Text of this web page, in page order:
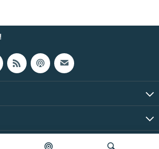
© 2026 RFE/RL, Inc. Minden jog fenntartva.